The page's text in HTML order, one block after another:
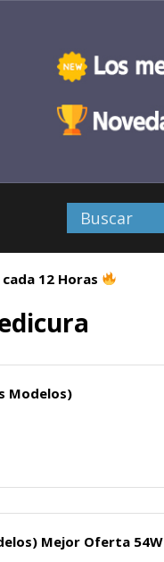
12 Horas
Modelos)
Mejor Oferta 54W